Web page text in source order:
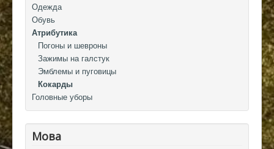
Одежда
Обувь
Атрибутика
Погоны и шевроны
Зажимы на галстук
Эмблемы и пуговицы
Кокарды
Головные уборы
Мова